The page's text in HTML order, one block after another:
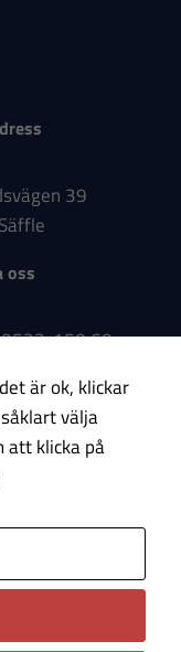
39
oss
0533-150 60
är ok, klickar
välja
att klicka på
under
nekar
viss
av dina
och ditt
när du
ökar du
att få se